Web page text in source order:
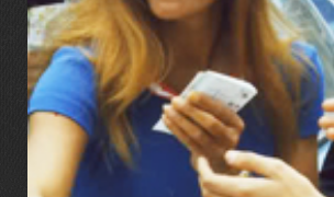
LIRE LA SUITE